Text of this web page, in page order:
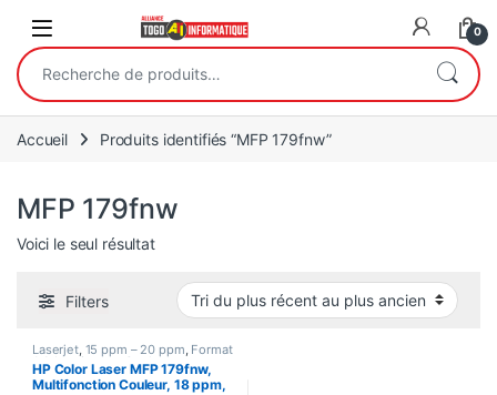
Open 0
Recherche pour :
Accueil Produits identifiés “MFP 179fnw”
MFP 179fnw
Voici le seul résultat
Filters
Laserjet, 15 ppm – 20 ppm Format
A4, Imprimante Couleur,
Imprimante Multifonction (Tout en
un),Imprimantes / Scanners,
HP Color Laser MFP 179fnw,
Multifonction Couleur, 18 ppm,